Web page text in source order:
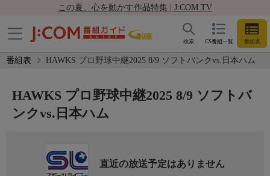
この夏、心を動かす作品特集 | J:COM TV
CS番組一覧 番組表
検索
番組表 HAWKS プロ野球中継2025 8/9 ソフトバンクvs.日本ハム
HAWKS プロ野球中継2025 8/9 ソフトバ
ンクvs.日本ハム
直近の放送予定はありません